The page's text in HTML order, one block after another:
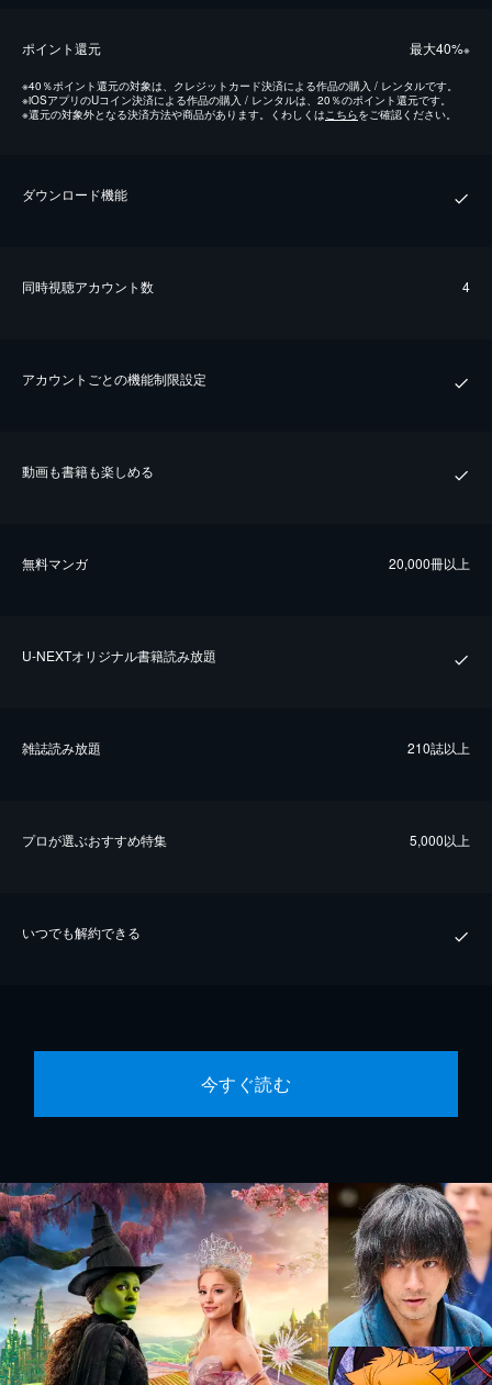
ポイント還元 最⼤40%※
※40％ポイント還元の対象は、クレジットカード決済による作品の購入 / レンタルです。
※iOSアプリのUコイン決済による作品の購入 / レンタルは、20％のポイント還元です。
※還元の対象外となる決済方法や商品があります。くわしくは こちらをご確認ください。
ダウンロード機能
同時視聴アカウント数 4
アカウントごとの機能制限設定
動画も書籍も楽しめる
無料マンガ 20,000冊以上
U-NEXTオリジナル書籍読み放題
雑誌読み放題 210誌以上
プロが選ぶおすすめ特集 5,000以上
いつでも解約できる
今すぐ読む